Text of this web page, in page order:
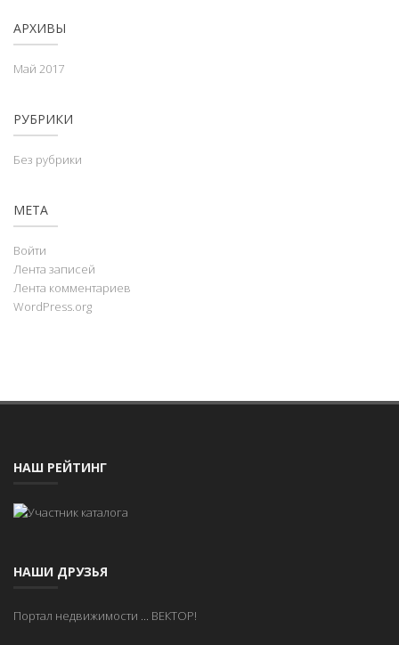
АРХИВЫ
Май 2017
РУБРИКИ
Без рубрики
МЕТА
Войти
Лента записей
Лента комментариев
WordPress.org
НАШ РЕЙТИНГ
НАШИ ДРУЗЬЯ
Портал недвижимости ... ВЕКТОР!